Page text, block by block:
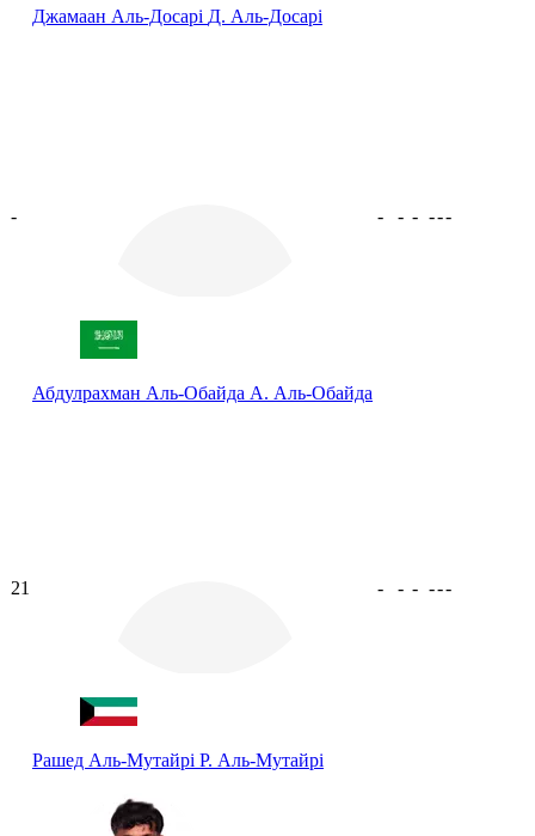
Джамаан Аль-Досарі Д. Аль-Досарі
-
Абдулрахман Аль-Обайда А. Аль-Обайда
- - - ---
21
Рашед Аль-Мутайрі Р. Аль-Мутайрі
- - - ---